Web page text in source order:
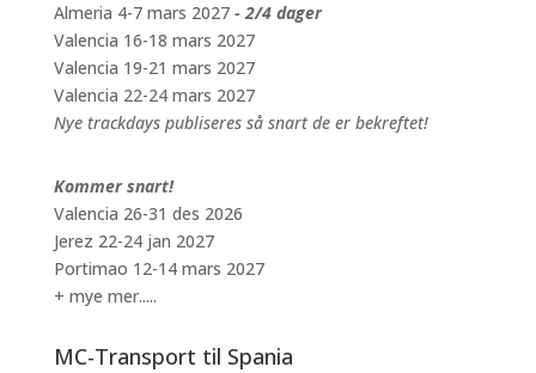
Almeria 4-7 mars 2027 - 2/4 dager
Valencia 16-18 mars 2027
Valencia 19-21 mars 2027
Valencia 22-24 mars 2027
Nye trackdays publiseres så snart de er bekreftet!
Kommer snart!
Valencia 26-31 des 2026
Jerez 22-24 jan 2027
Portimao 12-14 mars 2027
+ mye mer.....
MC-Transport til Spania